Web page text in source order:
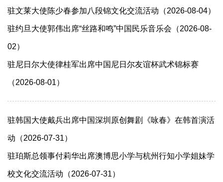
驻文莱大使陈少春参加八段锦文化交流活动（2026-08-04）
驻约旦大使郭伟出席“丝路和鸣”中国民乐音乐会（2026-08-
02）
驻尼日尔大使律桂军出席中国尼日尔友谊杯武术锦标赛
（2026-08-01）
驻韩国大使戴兵出席中国深圳原创舞剧《咏春》在韩首演活
动（2026-07-31）
驻珀斯总领事付莉华出席澳博思小学与杭州行知小学姐妹学
校文化交流活动（2026-07-31）